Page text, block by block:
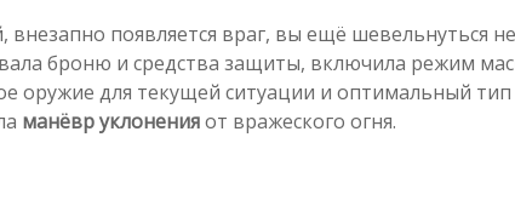
появляется враг, вы ещё шевельнуться
броню и средства защиты, включила режим
оружие для текущей ситуации и оптимальный тип
манёвр уклоненияот вражеского огня.